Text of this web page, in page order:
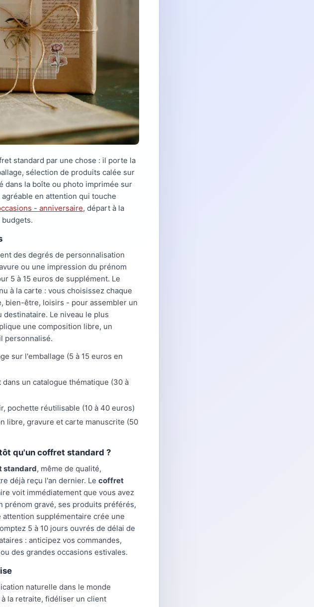
standard par une chose : il porte la
sélection de produits calée sur
dans la boîte ou photo imprimée sur
en attention qui touche
- anniversaire, départ à la
des degrés de personnalisation
ou une impression du prénom
5 à 15 euros de supplément. Le
à la carte : vous choisissez chaque
bien-être, loisirs - pour assembler un
Le niveau le plus
une composition libre, un
personnalisé.
sur l'emballage (5 à 15 euros en
un catalogue thématique (30 à
pochette réutilisable (10 à 40 euros)
libre, gravure et carte manuscrite (50
qu'un coffret standard ?
standard, même de qualité,
déjà reçu l'an dernier. Le coffret
voit immédiatement que vous avez
gravé, ses produits préférés,
attention supplémentaire crée une
5 à 10 jours ouvrés de délai de
: anticipez vos commandes,
ou des grandes occasions estivales.
naturelle dans le monde
la retraite, fidéliser un client